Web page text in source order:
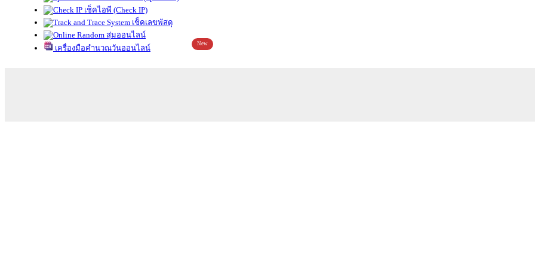
เช็คไอพี (Check IP)
เช็คเลขพัสดุ
สุ่มออนไลน์
เครื่องมือคำนวณวันออนไลน์
New